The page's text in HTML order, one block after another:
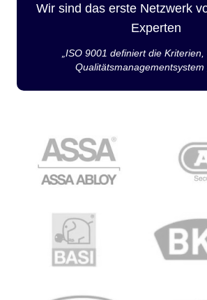
Wir sind das erste Netzwerk
Experten
„ISO 9001 definiert die
Qualitätsmanagementsystem